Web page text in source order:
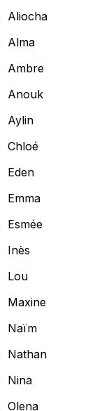
Aliocha
Alma
Ambre
Anouk
Aylin
Chloé
Eden
Emma
Esmée
Inès
Lou
Maxine
Naïm
Nathan
Nina
Olena